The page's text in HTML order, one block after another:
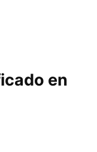
en